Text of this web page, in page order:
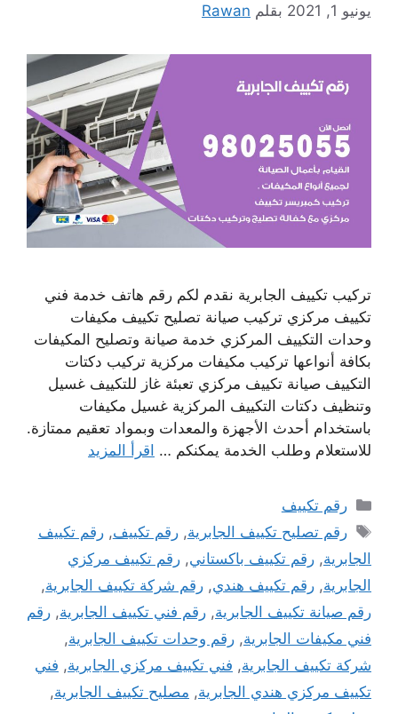
يونيو 1, 2021 بقلم Rawan
تركيب تكييف الجابرية نقدم لكم رقم هاتف خدمة فني
تكييف مركزي تركيب صيانة تصليح تكييف مكيفات
وحدات التكييف المركزي خدمة صيانة وتصليح المكيفات
بكافة أنواعها تركيب مكيفات مركزية تركيب دكتات
التكييف صيانة تكييف مركزي تعبئة غاز للتكييف غسيل
وتنظيف دكتات التكييف المركزية غسيل مكيفات
باستخدام أحدث الأجهزة والمعدات وبمواد تعقيم ممتازة.
للاستعلام وطلب الخدمة يمكنكم … اقرأ المزيد
التصنيفات
رقم تكييف
الوسوم
رقم تصليح تكييف الجابرية,رقم تكييف,رقم تكييف
الجابرية, رقم تكييف باكستاني, رقم تكييف مركزي
الجابرية, رقم تكييف هندي, رقم شركة تكييف الجابرية,
رقم صيانة تكييف الجابرية, رقم فني تكييف الجابرية, رقم
فني مكيفات الجابرية, رقم وحدات تكييف الجابرية,
شركة تكييف الجابرية, فني تكييف مركزي الجابرية, فني
تكييف مركزي هندي الجابرية, مصليح تكييف الجابرية,